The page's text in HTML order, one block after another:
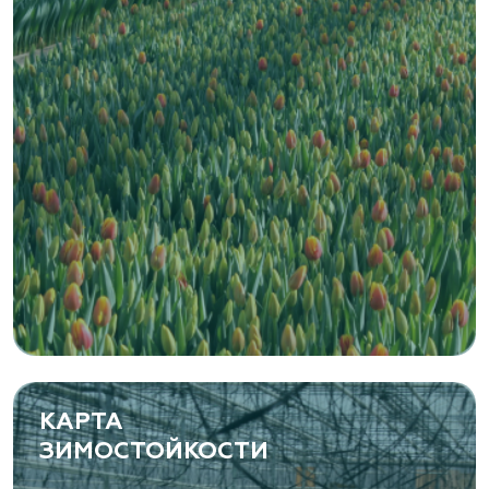
Zaxriddin Flower Plantation, питомник
Ташкентская область, Зангиатинский р-н, ул.
Канимаева, д. 9
«ЁЛЫ-ПАЛЫ», питомник декоративных
растений
Самарская область, с. Подстепки, ул.
Фермерская 14 А
(8482) 650 010
www.yoly-paly.ru
«ВЕНЕВ» питомник растений
КАРТА
ЗИМОСТОЙКОСТИ